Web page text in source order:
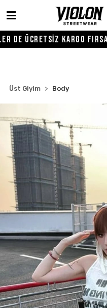
ÜCRETSİZ KARGO FIRSATI!
Üst Giyim Body